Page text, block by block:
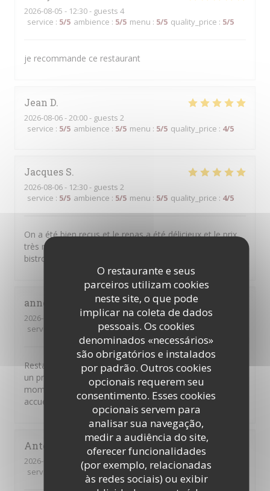
O restaurante e seus
parceiros utilizam cookies
neste site, o que pode
implicar na coleta de dados
pessoais. Os cookies
denominados «necessários»
são obrigatórios e instalados
por padrão. Outros cookies
opcionais requerem seu
consentimento. Esses cookies
opcionais servem para
analisar sua navegação,
medir a audiência do site,
oferecer funcionalidades
(por exemplo, relacionadas
às redes sociais) ou exibir
2026-08-05 - 12:30 - guests 4
service : 5/5 ambience : 5/5 menu : 5/5 quality_price : 5/5
je recommande ce restaurant
Jean D
2026-08-06- 20:00 - guests 2
service : 5/5 ambience : 5/5 menu : 5/5 quality_price : 4/5
Jacques S
2026-08-06- 12:30 - guests 2
service : 5/5 ambience : 5/5 menu : 5/5 quality_price : 4/5
On a été bien reçus et le repas a été délicieux et le prix
très raisonnable. Et puis c'est de la vraie cuisine de
bistrot telle qu'on rêve d'en trouver.
anne
2026-08-04
- 20:30 - guests 5
service
ambience:5/5 menu: 5/5 quality_price
Restaurant très généreux avec des plats de qualité pour
un prix raisonnable ! Nous avons passé un super
moment et nous avons été très chaleureusement
accueillis ! Merci pour tout !
Antonio
2026-07-31
- 19:30 - guests 4
service
ambience:5/5 menu: 4/5 quality_price